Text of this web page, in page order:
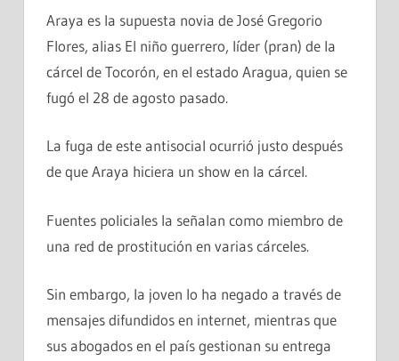
Araya es la supuesta novia de José Gregorio
Flores, alias El niño guerrero, líder (pran) de la
cárcel de Tocorón, en el estado Aragua, quien se
fugó el 28 de agosto pasado.
La fuga de este antisocial ocurrió justo después
de que Araya hiciera un show en la cárcel.
Fuentes policiales la señalan como miembro de
una red de prostitución en varias cárceles.
Sin embargo, la joven lo ha negado a través de
mensajes difundidos en internet, mientras que
sus abogados en el país gestionan su entrega